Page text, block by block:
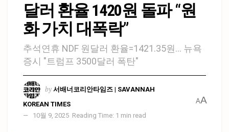
달러 환율 1420원 돌파 “원
화 가치 대폭락”
추석연휴 NDF 원달러 환율=1421.35원... 뉴욕
증시 "트럼프 3500달러 폭탄"
by 서배너코리안타임즈 | SAVANNAH
KOREAN TIMES
10월 9, 2025 Reading Time: 1 min read
AA